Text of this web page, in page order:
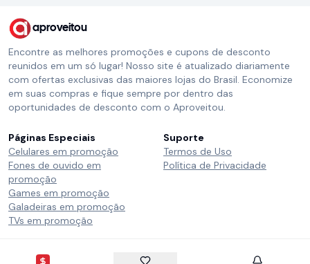
aproveitou
Encontre as melhores promoções e cupons de desconto
reunidos em um só lugar! Nosso site é atualizado diariamente
com ofertas exclusivas das maiores lojas do Brasil. Economize
em suas compras e fique sempre por dentro das
oportunidades de desconto com o Aproveitou.
Páginas Especiais
Celulares em promoção
Fones de ouvido em
promoção
Games em promoção
Galadeiras em promoção
TVs em promoção
Suporte
Termos de Uso
Política de Privacidade